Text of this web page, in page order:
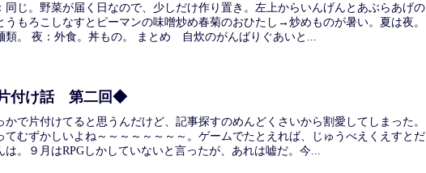
同じ。野菜が届く日なので、少しだけ作り置き。左上からいんげんとあぶらあげの
うもろこしなすとピーマンの味噌炒め春菊のおひたし→炒めものが暑い。夏は夜。
類。 夜：外食。丼もの。 まとめ 自炊のがんばりぐあいと...
付け話 第二回◆
かで片付けてると思うんだけど、記事探すのめんどくさいから割愛してしまった。
てむずかしいよね～～～～～～～～。ゲームでたとえれば、じゅうべえくえすとだ
は。９月はRPGしかしていないと言ったが、あれは嘘だ。今...